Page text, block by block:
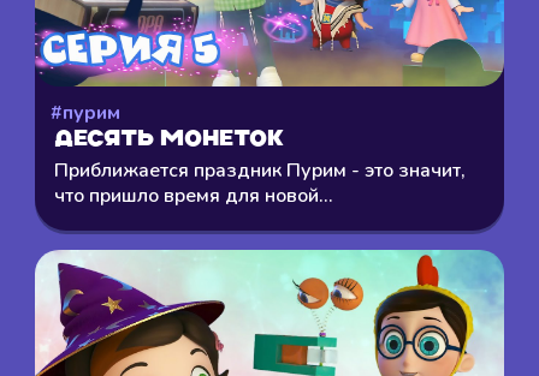
Приближается праздник Пурим - это значит,
что пришло время для новой...
Десять монеток
#пурим